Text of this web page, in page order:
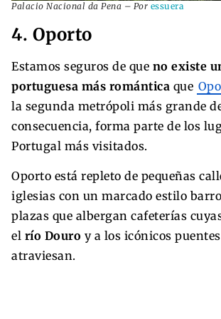
Palacio Nacional da Pena – Por essuera
4. Oporto
Estamos seguros de que no existe
portuguesa más romántica que
la segunda metrópoli más grande
consecuencia, forma parte de los
Portugal más visitados.
Oporto está repleto de pequeñas
iglesias con un marcado estilo
plazas que albergan cafeterías
el río Douro y a los icónicos
atraviesan.